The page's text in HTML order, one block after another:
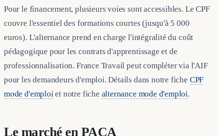
Pour le financement, plusieurs voies sont accessibles. Le CPF
couvre l'essentiel des formations courtes (jusqu'à 5 000
euros). L'alternance prend en charge l'intégralité du coût
pédagogique pour les contrats d'apprentissage et de
professionnalisation. France Travail peut compléter via l'AIF
pour les demandeurs d'emploi. Détails dans notre fiche CPF
mode d'emploiet notre fiche alternance mode d'emploi.
Le marché en PACA